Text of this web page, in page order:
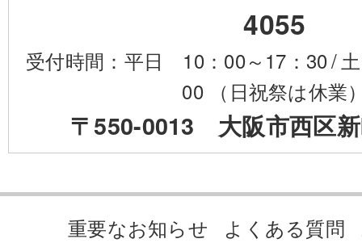
4055
受付時間：平日 10：00～17：30/
00 （日祝祭は休業
〒550-0013 大阪市西区
重要なお知らせ よくある質問